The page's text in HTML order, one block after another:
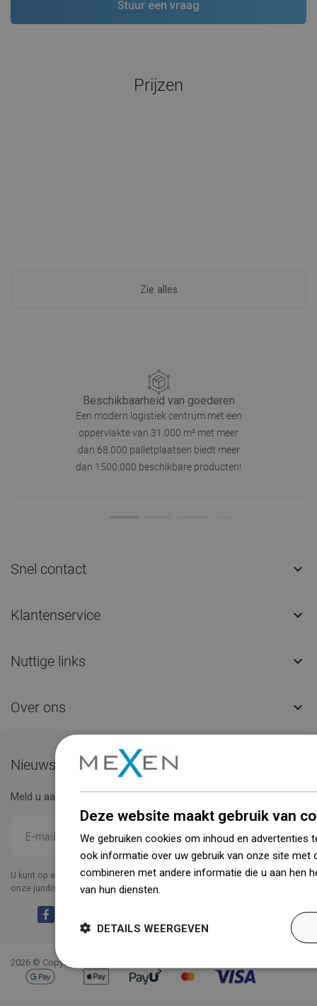
Prijzen
Zie alles
Beschikbaarheid van goederen
Een modern logistiek centrum met een
oppervlakte van 31.000 m² met meer
dan 68.000 palletplaatsen biedt meer
dan 1500.000 beschikbare producten!
Snel contact 
Klantenservice 
Nuttige links 
Over ons 
Nieuwsbrief
Meld u aan voor de nieuwsbrief en wees up to date.
U kunt op elk moment opgeven.Voor dit doel moet u details vinden in
onze juridische informatie.
FacebookYouTubePinterestInstagram TikTok
2026 © Copyright mexen.nl. Alle rechten voorbehouden.
Deze website maakt gebruik van
We gebruiken cookies om inhoud en advertenties
ook informatie over uw gebruik van onze site met
combineren met andere informatie die u aan hen
van hun diensten.
DETAILS WEERGEVEN